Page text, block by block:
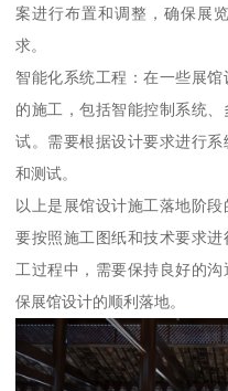
案进行布置和调整，确保展
求。
智能化系统工程：在一些展
的施工，包括智能控制系统
试。需要根据设计要求进行
和测试。
以上是展馆设计施工落地阶
要按照施工图纸和技术要求
工过程中，需要保持良好的
保展馆设计的顺利落地。